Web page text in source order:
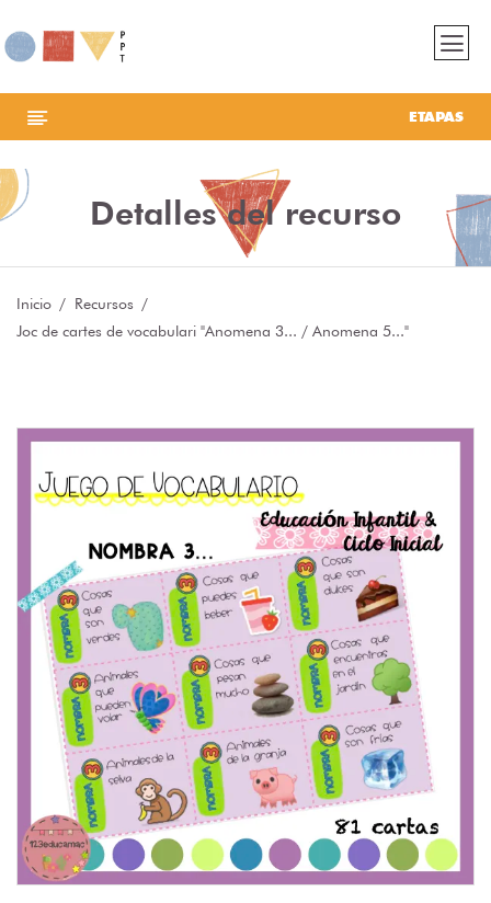
ETAPAS
Detalles del recurso
Inicio
Recursos
Joc de cartes de vocabulari "Anomena 3... / Anomena 5..."